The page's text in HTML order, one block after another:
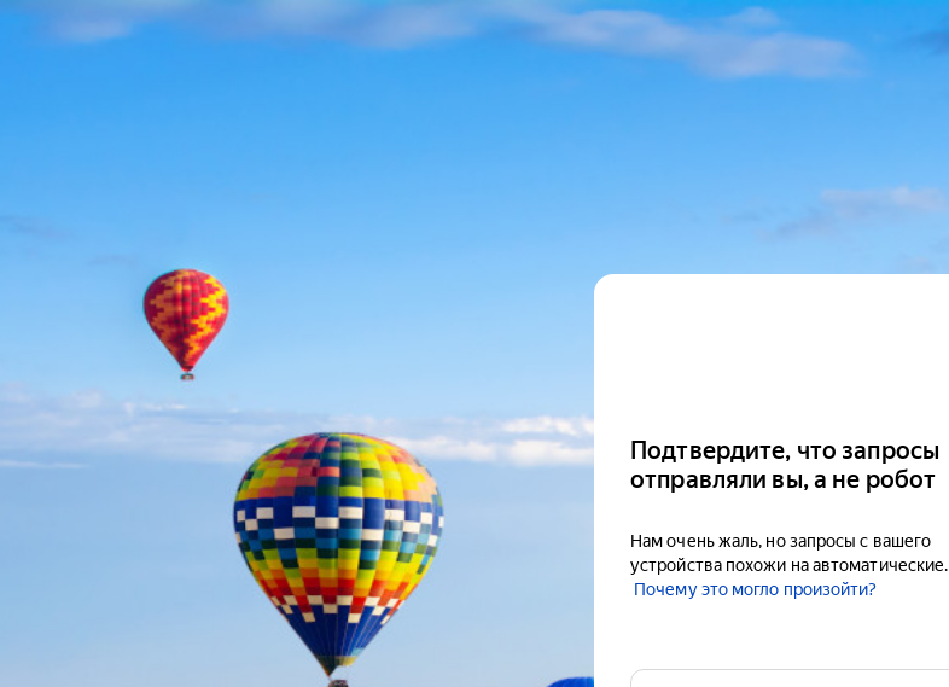
Подтвердите, что запросы
отправляли вы, а не робот
Нам очень жаль, но запросы с вашего
устройства похожи на автоматические.
Почему это могло произойти?